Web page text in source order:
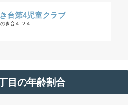
台第4児童クラブ
き台４-２４
目の年齢割合